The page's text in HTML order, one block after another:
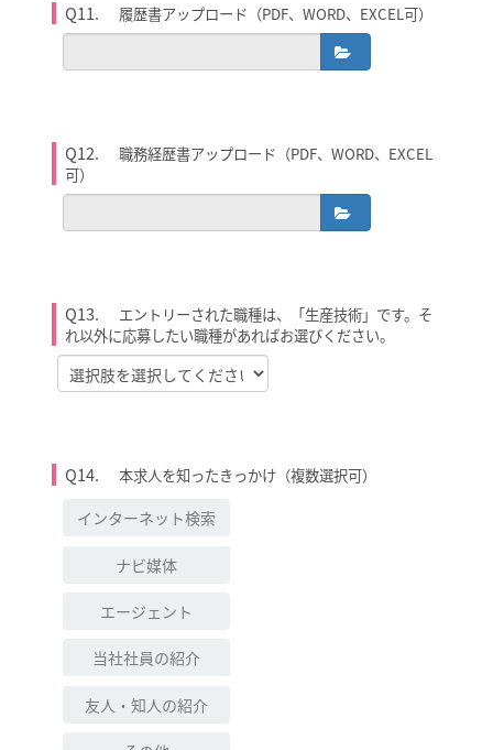
Q11. 履歴書アップロード（PDF、WORD、EXCEL可）
Q12.
職務経歴書アップロード（PDF、WORD、EXCEL
可）
Q13.
エントリーされた職種は、「生産技術」です。そ
れ以外に応募したい職種があればお選びください。
Q14. 本求人を知ったきっかけ（複数選択可）
インターネット検索
ナビ媒体
エージェント
当社社員の紹介
友人・知人の紹介